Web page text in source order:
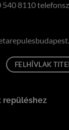
540 8110
FELHÍVLAK
repüléshez